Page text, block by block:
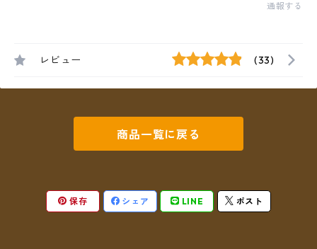
通報する
レビュー (33)
商品一覧に戻る
保存 シェア LINE ポスト